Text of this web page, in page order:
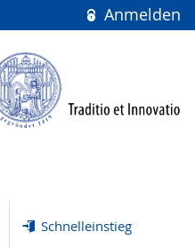
Anmelden
Schnelleinstieg